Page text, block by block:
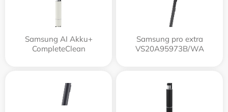
Samsung AI Akku+
CompleteClean
Samsung pro extra
VS20A95973B/WA